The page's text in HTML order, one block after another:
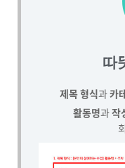
따
제목 형식과카
활동명과작